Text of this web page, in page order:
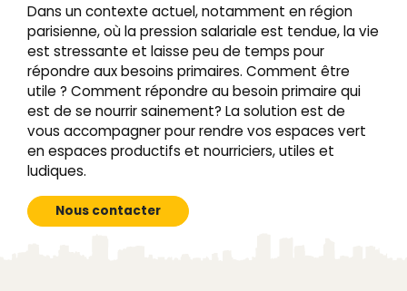
Dans un contexte actuel, notamment en région
parisienne, où la pression salariale est tendue, la vie
est stressante et laisse peu de temps pour
répondre aux besoins primaires. Comment être
utile ? Comment répondre au besoin primaire qui
est de se nourrir sainement? La solution est de
vous accompagner pour rendre vos espaces vert
en espaces productifs et nourriciers, utiles et
ludiques.
Nous contacter